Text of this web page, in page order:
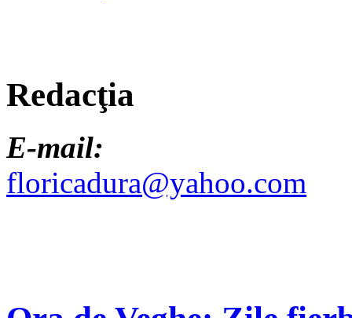
Redacţia
E-mail:
floricadura@yahoo.com